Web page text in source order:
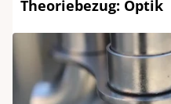
Theoriebezug: Optik